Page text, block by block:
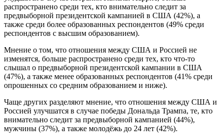
распространено среди тех, кто внимательно следит за
предвыборной президентской кампанией в США (42%), а
также среди более образованных респондентов (49% среди
респондентов с высшим образованием).
Мнение о том, что отношения между США и Россией не
изменятся, больше распространено среди тех, кто что-то
слышал о предвыборной президентской кампании в США
(47%), а также менее образованных респондентов (41% среди
опрошенных со средним образованием и ниже).
Чаще других разделяют мнение, что отношения между США и
Россией улучшатся в случае победы Дональда Трампа, те, кто
внимательно следит за предвыборной кампанией (44%),
мужчины (37%), а также молодёжь до 24 лет (42%).